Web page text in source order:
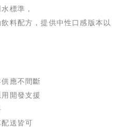
標準，
料配方，提供中性口感版本以
應不間斷
開發支援
送皆可